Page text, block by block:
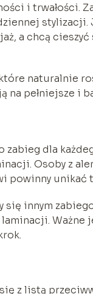
i trwałości.
a chcą
naturalnie
pełniejsze i
dla
Osoby z
powinny unikać
się innym
Ważne
z listą